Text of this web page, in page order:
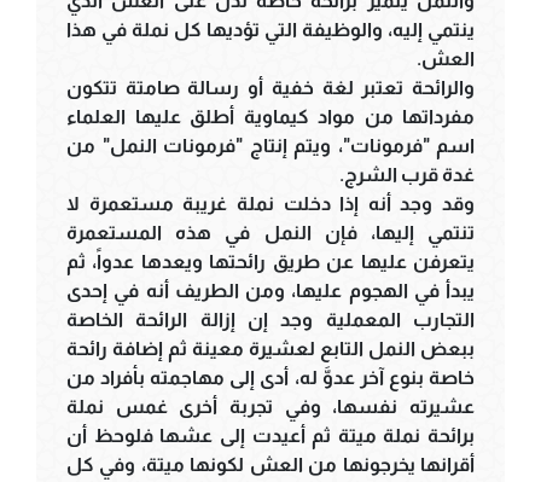
ينتمي إليه، والوظيفة التي تؤديها كل نملة في هذا
العش.
والرائحة تعتبر لغة خفية أو رسالة صامتة تتكون
مفرداتها من مواد كيماوية أطلق عليها العلماء
اسم "فرمونات"، ويتم إنتاج "فرمونات النمل" من
غدة قرب الشرج.
وقد وجد أنه إذا دخلت نملة غريبة مستعمرة لا
تنتمي إليها، فإن النمل في هذه المستعمرة
يتعرفن عليها عن طريق رائحتها ويعدها عدواً، ثم
يبدأ في الهجوم عليها، ومن الطريف أنه في إحدى
التجارب المعملية وجد إن إزالة الرائحة الخاصة
ببعض النمل التابع لعشيرة معينة ثم إضافة رائحة
خاصة بنوع آخر عدوَّ له، أدى إلى مهاجمته بأفراد من
عشيرته نفسها، وفي تجربة أخرى غمس نملة
برائحة نملة ميتة ثم أعيدت إلى عشها فلوحظ أن
أقرانها يخرجونها من العش لكونها ميتة، وفي كل